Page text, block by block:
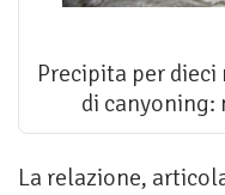
Precipita per dieci
di canyoning:
La relazione,